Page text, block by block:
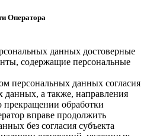
Оператора
данных достоверные
содержащие персональные
персональных данных согласия
данных, а также, направления
прекращении обработки
вправе продолжить
без согласия субъекта